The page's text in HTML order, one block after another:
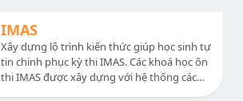
thống các đề thi thử và chữa đề thi các năm,
chữa bộ đề ôn tập.
IMAS
Xây dựng lộ trình kiến thức giúp học sinh tự
tin chinh phục kỳ thi IMAS. Các khoá học ôn
thi IMAS được xây dựng với hệ thống các
chuyên đề nâng cao sát với đề thi, bài giảng